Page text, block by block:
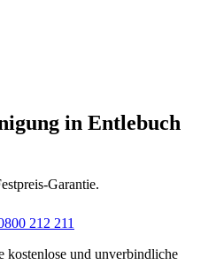
in Entlebuch
Garantie.
212 211
und unverbindliche